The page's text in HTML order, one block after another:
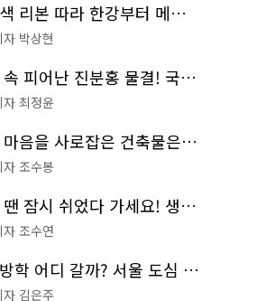
주황색 리본 따라 한강부터 메타세쿼이아 숲길까지…서울둘레길 15코스
박상현
폭염 속 피어난 진분홍 물결! 국립중앙박물관 배롱나무 명소
최정윤
나의 마음을 사로잡은 건축물은? '서울시 건축상' 수상작 공개!
조수봉
더울 땐 잠시 쉬었다 가세요! 생수 냉장고부터 해피소·무더위쉼터까지
조수연
여름방학 어디 갈까? 서울 도심 무료 실내 여행 코스 추천
김은주